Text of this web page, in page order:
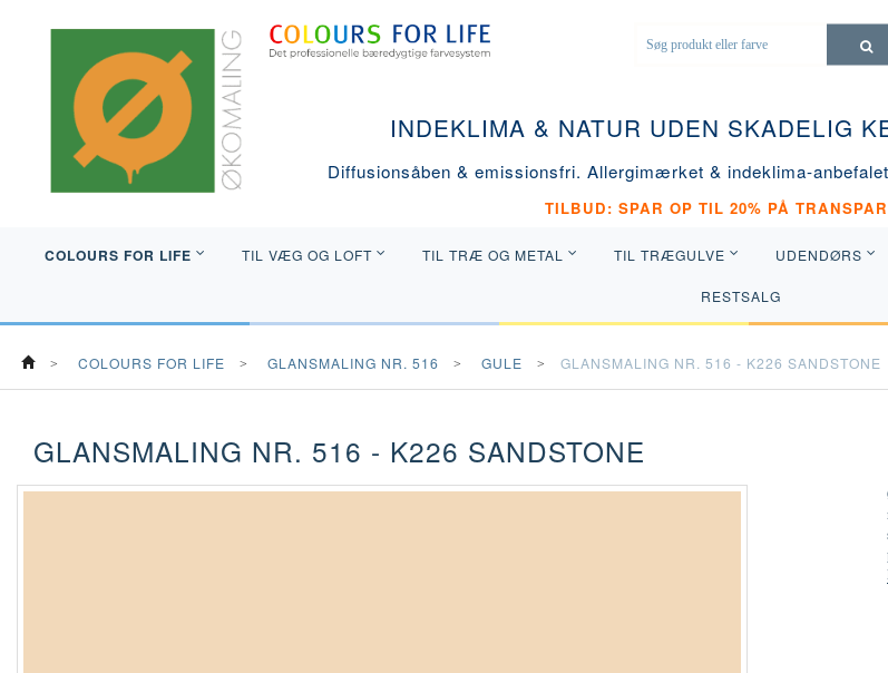
INDEKLIMA & NATUR UDEN SKADELIG
Diffusionsåben & emissionsfri. Allergimærket & indeklima-
TILBUD: SPAR OP TIL 20% PÅ
COLOURS FOR LIFE TIL VÆG OG LOFT TIL TRÆ OG METAL TIL TRÆGULVE UDENDØRS
RESTSALG
COLOURS FOR LIFE GLANSMALING NR. 516 GULE GLANSMALING NR. 516 - K226 SANDSTONE
GLANSMALING NR. 516 - K226 SANDSTONE